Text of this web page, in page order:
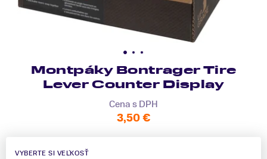
Montpáky Bontrager Tire
Lever Counter Display
Cena s DPH
3,50 €
VYBERTE SI VEĽKOSŤ